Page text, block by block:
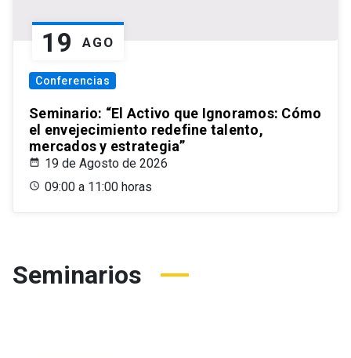
19 AGO
Conferencias
Seminario: “El Activo que Ignoramos: Cómo
el envejecimiento redefine talento,
mercados y estrategia”
19 de Agosto de 2026
09:00 a 11:00 horas
Seminarios